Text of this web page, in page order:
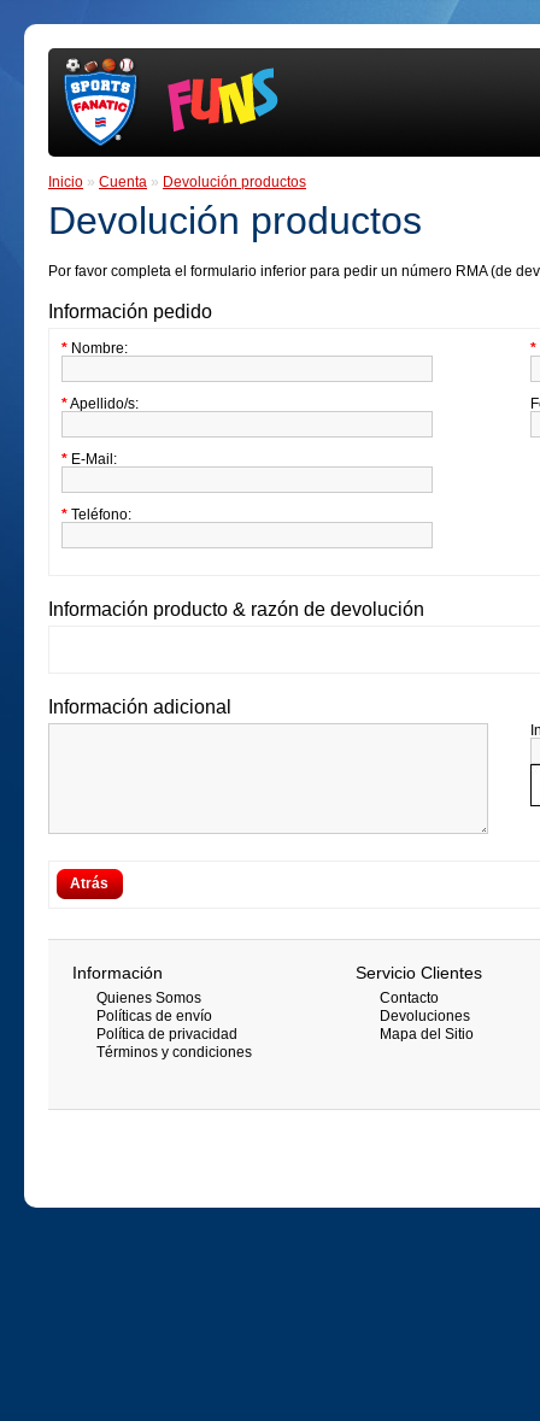
Inicio » Cuenta » Devolución productos
Devolución productos
Por favor completa el formulario inferior para pedir un número RMA (de
Información pedido
* Nombre:
*Apellido/s:
* E-Mail:
* Teléfono:
*
Información producto & razón de devolución
Información adicional
Atrás
Información
Quienes Somos
Políticas de envío
Política de privacidad
Términos y condiciones
Servicio Clientes
Contacto
Devoluciones
Mapa del Sitio